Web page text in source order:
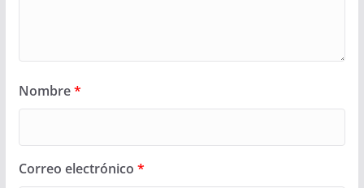
Nombre*
Correo electrónico *